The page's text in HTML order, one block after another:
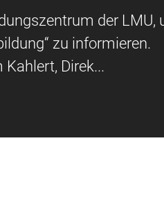
der LMU,
zu informieren.
Direk...